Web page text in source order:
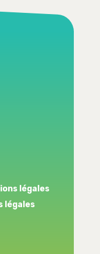
légales
légales